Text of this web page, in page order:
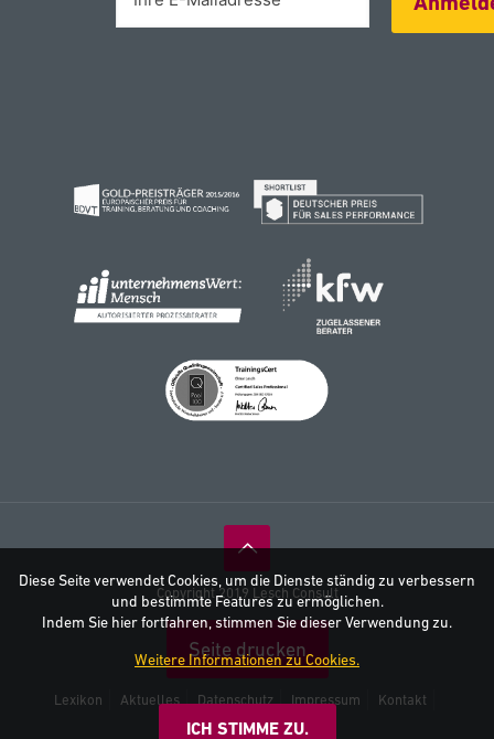
Copyright 2019 Lesch Consult
Seite drucken
Lexikon Aktuelles Datenschutz Impressum
Kontakt
AGB
Diese Seite verwendet Cookies, um die Dienste ständig zu verbessern
und bestimmte Features zu ermöglichen.
Indem Sie hier fortfahren, stimmen Sie dieser Verwendung zu.
Weitere Informationen zu Cookies.
ICH STIMME ZU.